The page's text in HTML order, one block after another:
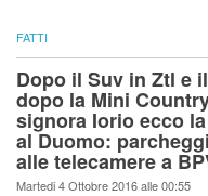
FATTI
Dopo il Suv in Ztl e
dopo la Mini
signora Iorio ecco
al Duomo:
alle telecamere a
Martedi 4 Ottobre 2016 alle 00:55